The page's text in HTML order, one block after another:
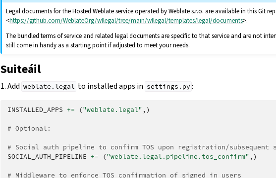
Legal documents for the Hosted Weblate service operated by Weblate s.r.o. are available in this Git
<https://github.com/WeblateOrg/wllegal/tree/main/wllegal/templates/legal/documents>.
The bundled terms of service and related legal documents are specific to that service and are not
still come in handy as a starting point if adjusted to meet your needs.
Suiteáil
1. Add weblate.legal to installed apps in settings.py :
INSTALLED_APPS += ("weblate.legal" ,)
# Optional:
# Social auth pipeline to confirm TOS upon registration/subsequent
SOCIAL_AUTH_PIPELINE += ("weblate.legal.pipeline.tos_confirm" ,)
# Middleware to enforce TOS confirmation of signed in users